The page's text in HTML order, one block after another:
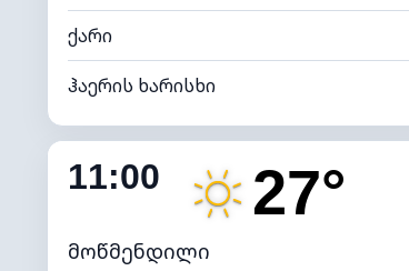
ქარი
ჰაერის ხარისხი
შიდა ტენიანობა
ნამის წერტილი
განათების ინდექსი
11:00 27°
მოწმენდილი